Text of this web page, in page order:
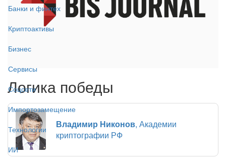
Банки и финтех
Криптоактивы
Бизнес
Сервисы
Соцсети
Импортозамещение
Технологии
ИИ
Логика победы
Владимир Никонов, Академии
криптографии РФ